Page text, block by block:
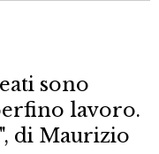
sono
lavoro.
di Maurizio